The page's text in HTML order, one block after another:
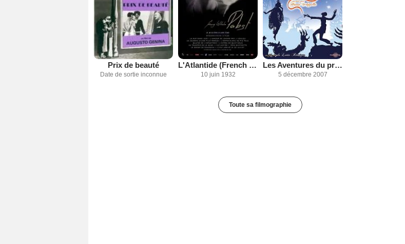
Prix de beauté
Date de sortie inconnue
L'Atlantide (French version)
10 juin 1932
Les Aventures du prince Ahmed
5 décembre 2007
Toute sa filmographie